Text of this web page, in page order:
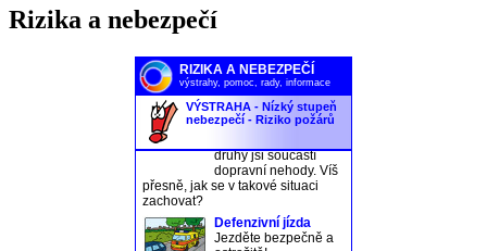
Rizika a nebezpečí